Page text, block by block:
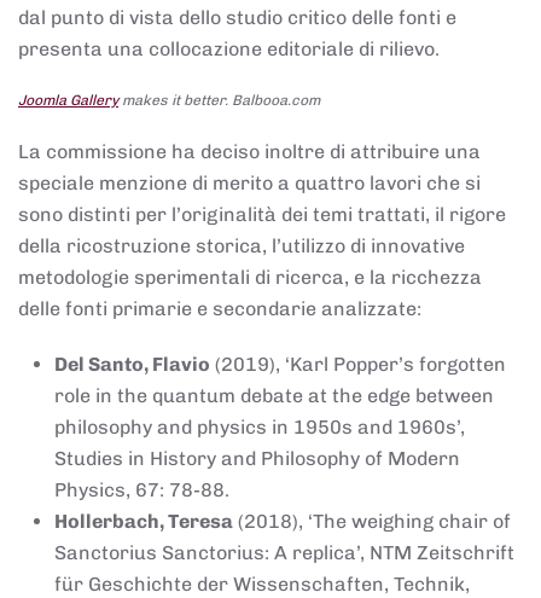
dal punto di vista dello studio critico delle fonti e
presenta una collocazione editoriale di rilievo.
Joomla Gallerymakes it better. Balbooa.com
La commissione ha deciso inoltre di attribuire una
speciale menzione di merito a quattro lavori che si
sono distinti per l’originalità dei temi trattati, il rigore
della ricostruzione storica, l’utilizzo di innovative
metodologie sperimentali di ricerca, e la ricchezza
delle fonti primarie e secondarie analizzate:
Del Santo, Flavio (2019), ‘Karl Popper’s forgotten
role in the quantum debate at the edge between
philosophy and physics in 1950s and 1960s’,
Studies in History and Philosophy of Modern
Physics, 67: 78-88.
Hollerbach, Teresa (2018), ‘The weighing chair of
Sanctorius Sanctorius: A replica’, NTM Zeitschrift
für Geschichte der Wissenschaften, Technik,